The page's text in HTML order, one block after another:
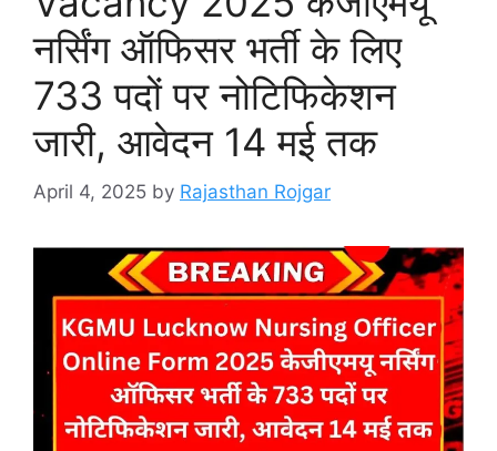
नर्सिंग ऑफिसर भर्ती के लिए
733 पदों पर नोटिफिकेशन
जारी, आवेदन 14 मई तक
April 4, 2025 by Rajasthan Rojgar